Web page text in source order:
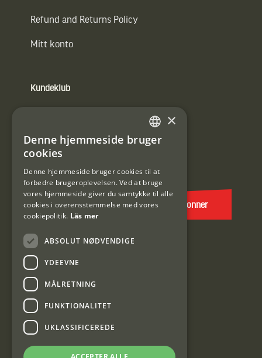
Refund and Returns Policy
Mitt konto
Kundeklub
E-
post
(Påkrævet)
Abonner
Interjakt DK
Interjakt Sweden AB, Årjäng
SWEDISH
×
Denne hjemmeside bruger
cookies
Denne hjemmeside bruger cookies til at
forbedre brugeroplevelsen. Ved at bruge
vores hjemmeside giver du samtykke til alle
cookies i overensstemmelse med vores
cookiepolitik. Läs mer
ABSOLUT NØDVENDIGE
YDEEVNE
MÅLRETNING
FUNKTIONALITET
UKLASSIFICEREDE